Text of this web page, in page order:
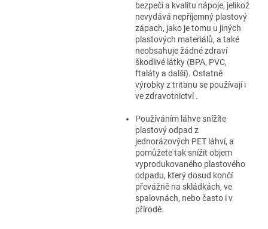
bezpečí a kvalitu nápoje, jelikož
nevydává nepříjemný plastový
zápach, jako je tomu u jiných
plastových materiálů, a také
neobsahuje žádné zdraví
škodlivé látky (BPA, PVC,
ftaláty a další). Ostatně
výrobky z tritanu se používají i
ve zdravotnictví .
Používáním láhve snížíte
plastový odpad z
jednorázových PET láhví, a
pomůžete tak snížit objem
vyprodukovaného plastového
odpadu, který dosud končí
převážně na skládkách, ve
spalovnách, nebo často i v
přírodě.